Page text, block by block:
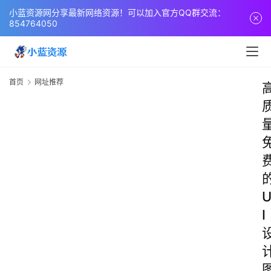
小蓝资源网分享最新网络资源！可以加入官方QQ群交流：
854764050
首页 网址推荐
U
I